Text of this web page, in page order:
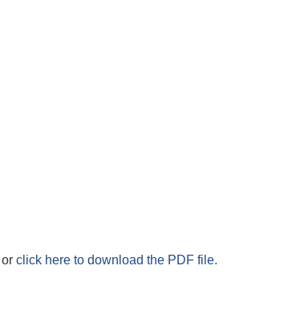
or click here to download the PDF file.